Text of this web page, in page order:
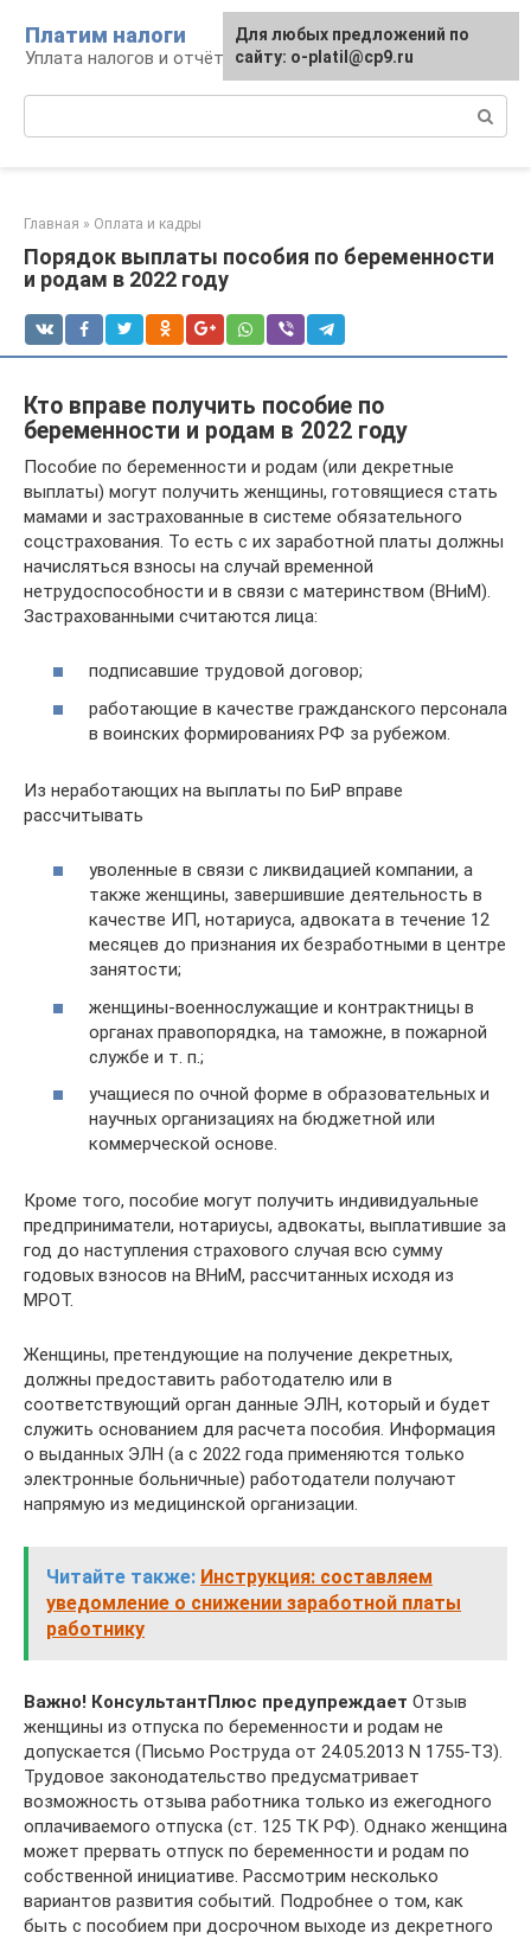
контенту
Платим налоги
Уплата налогов и отчётность
Главная » Оплата и кадры
Порядок выплаты пособия по беременности
и родам в 2022 году
Кто вправе получить пособие по
беременности и родам в 2022 году
Пособие по беременности и родам (или декретные
выплаты) могут получить женщины, готовящиеся стать
мамами и застрахованные в системе обязательного
соцстрахования. То есть с их заработной платы должны
начисляться взносы на случай временной
нетрудоспособности и в связи с материнством (ВНиМ).
Застрахованными считаются лица:
подписавшие трудовой договор;
работающие в качестве гражданского персонала
в воинских формированиях РФ за рубежом.
Из неработающих на выплаты по БиР вправе
рассчитывать
уволенные в связи с ликвидацией компании, а
также женщины, завершившие деятельность в
качестве ИП, нотариуса, адвоката в течение 12
месяцев до признания их безработными в центре
занятости;
женщины-военнослужащие и контрактницы в
органах правопорядка, на таможне, в пожарной
службе и т. п.;
учащиеся по очной форме в образовательных и
научных организациях на бюджетной или
коммерческой основе.
Кроме того, пособие могут получить индивидуальные
предприниматели, нотариусы, адвокаты, выплатившие за
год до наступления страхового случая всю сумму
годовых взносов на ВНиМ, рассчитанных исходя из
МРОТ.
Женщины, претендующие на получение декретных,
должны предоставить работодателю или в
соответствующий орган данные ЭЛН, который и будет
служить основанием для расчета пособия. Информация
о выданных ЭЛН (а с 2022 года применяются только
электронные больничные) работодатели получают
напрямую из медицинской организации.
Читайте также: Инструкция: составляем
уведомление о снижении заработной платы
работнику
Важно! КонсультантПлюс предупреждает Отзыв
женщины из отпуска по беременности и родам не
допускается (Письмо Роструда от 24.05.2013 N 1755-ТЗ).
Трудовое законодательство предусматривает
возможность отзыва работника только из ежегодного
оплачиваемого отпуска (ст. 125 ТК РФ). Однако женщина
может прервать отпуск по беременности и родам по
собственной инициативе. Рассмотрим несколько
вариантов развития событий. Подробнее о том, как
быть с пособием при досрочном выходе из декретного
Для любых предложений по
сайту: o-platil@cp9.ru